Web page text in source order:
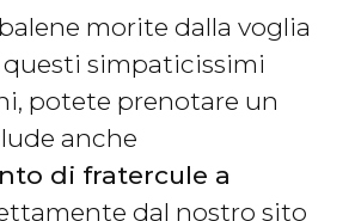
morite dalla voglia
questi simpaticissimi
potete prenotare un
anche
di fratercule a
dal nostro sito